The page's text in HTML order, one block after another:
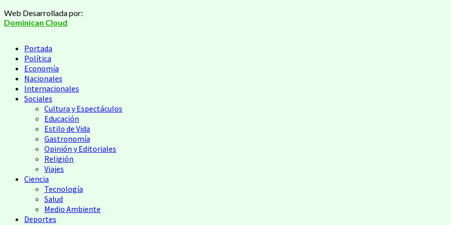
Web Desarrollada por:
Dominican Cloud
Portada
Política
Economía
Nacionales
Internacionales
Sociales
Cultura y Espectáculos
Educación
Estilo de Vida
Gastronomía
Opinión y Editoriales
Religión
Viajes
Ciencia
Tecnología
Salud
Medio Ambiente
Deportes